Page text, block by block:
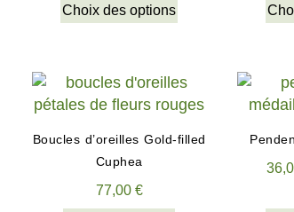
Choix des options
Boucles d’oreilles Gold-filled
Cuphea
77,00 €